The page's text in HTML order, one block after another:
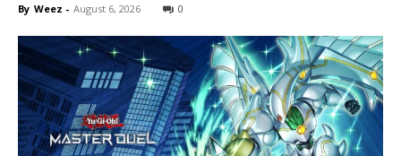
By Weez - August 6, 2026 0